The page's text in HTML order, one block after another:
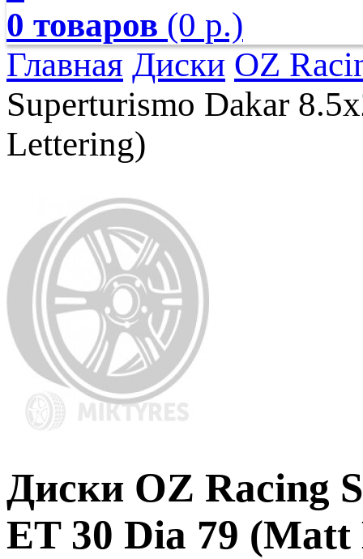
0 товаров (0 р.)
Главная Диски OZ
Superturismo Dakar
Lettering)
Диски OZ Racing
ET 30 Dia 79